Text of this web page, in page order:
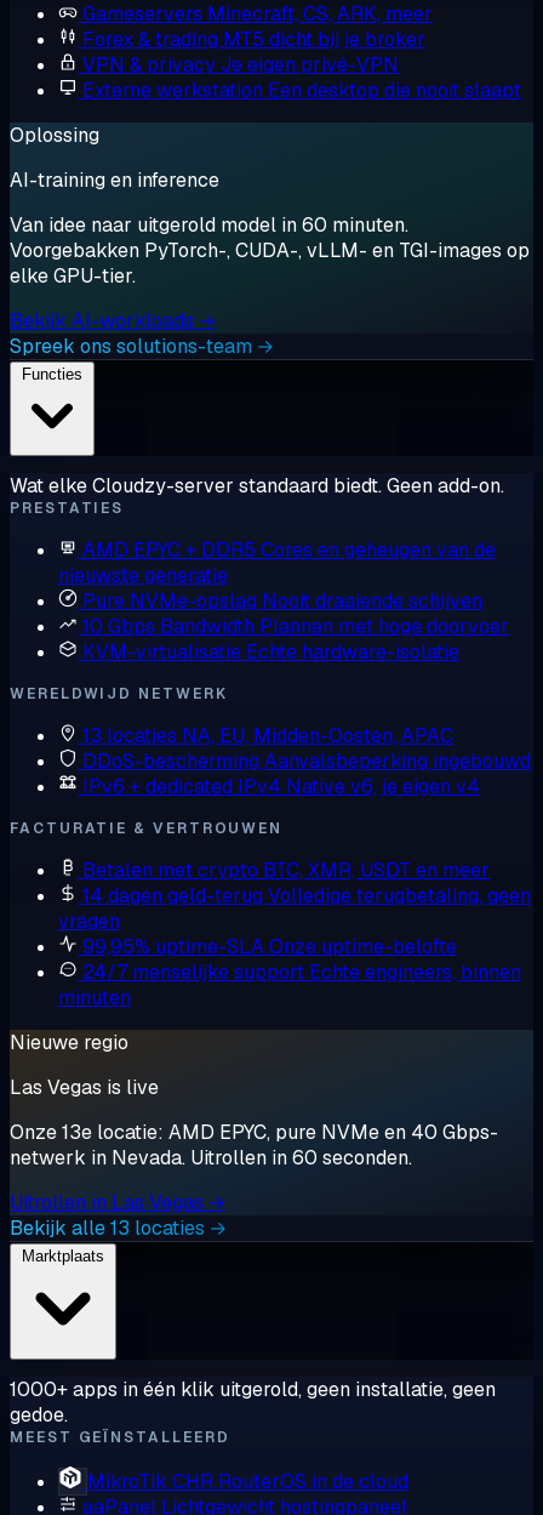
Gameservers Minecraft, CS, ARK, meer
Forex & trading MT5 dicht bij je broker
VPN & privacyJe eigen privé-VPN
Externe werkstation Een desktop die nooit slaapt
Oplossing
AI-training en inference
Van idee naar uitgerold model in 60 minuten.
Voorgebakken PyTorch-, CUDA-, vLLM- en TGI-images op
elke GPU-tier.
Bekijk AI-workloads →
Spreek ons solutions-team →
Wat elke Cloudzy-server standaard biedt. Geen add-on.
PRESTATIES
AMD EPYC + DDR5 Cores en geheugen van de
nieuwste generatie
Pure NVMe-opslag Nooit draaiende schijven
10 Gbps Bandwidth Plannen met hoge doorvoer
KVM-virtualisatie Echte hardware-isolatie
WERELDWIJD NETWERK
13 locaties NA, EU, Midden-Oosten, APAC
DDoS-bescherming Aanvalsbeperking ingebouwd
IPv6 + dedicated IPv4 Native v6, je eigen v4
FACTURATIE & VERTROUWEN
Betalen met crypto BTC, XMR, USDT en meer
14 dagen geld-terug Volledige terugbetaling, geen
vragen
99,95% uptime-SLAOnze uptime-belofte
24/7 menselijke support Echte engineers, binnen
minuten
Nieuwe regio
Las Vegas is live
Onze 13e locatie: AMD EPYC, pure NVMe en 40 Gbps-
netwerk in Nevada. Uitrollen in 60 seconden.
Uitrollen in Las Vegas →
Bekijk alle 13 locaties →
1000+ apps in één klik uitgerold, geen installatie, geen
gedoe.
MEEST GEÏNSTALLEERD
MikroTik CHR RouterOS in de cloud
aaPanel Lichtgewicht hostingpaneel